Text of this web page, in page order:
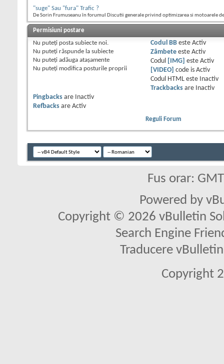
"suge" Sau "fura" Trafic ?
De Sorin Frumuseanu în forumul Discutii generale privind optimizarea si motoarele
Permisiuni postare
Nu puteţi posta subiecte noi.
Nu puteţi răspunde la subiecte
Nu puteţi adăuga ataşamente
Nu puteţi modifica posturile proprii
Codul BBeste Activ
Zâmbeteeste Activ
Codul
[IMG] este Activ
[VIDEO]
code is Activ
Codul HTML este
Inactiv
Trackbacksare
Inactiv
Pingbacks are
Inactiv
Refbacks are Activ
Reguli Forum
Fus orar:
Powered by
Copyright © 2026 vBulletin
Search Engine
Traducere
Copyright